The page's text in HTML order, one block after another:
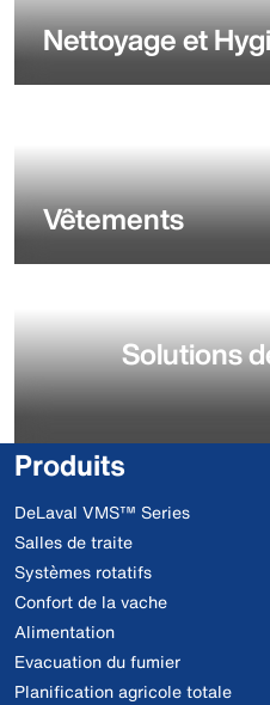
Nettoyage et
Vêtements
Solutions
Produits
DeLaval VMS™ Series
Salles de traite
Systèmes rotatifs
Confort de la vache
Alimentation
Evacuation du fumier
Planification agricole totale